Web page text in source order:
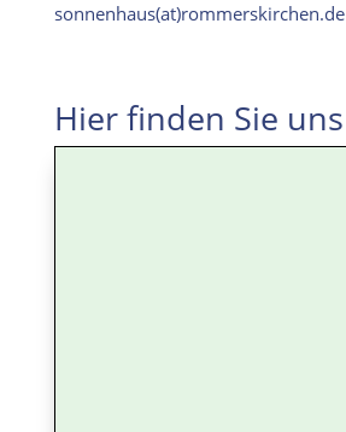
sonnenhaus(at)rommerskirchen.de
Hier finden Sie uns